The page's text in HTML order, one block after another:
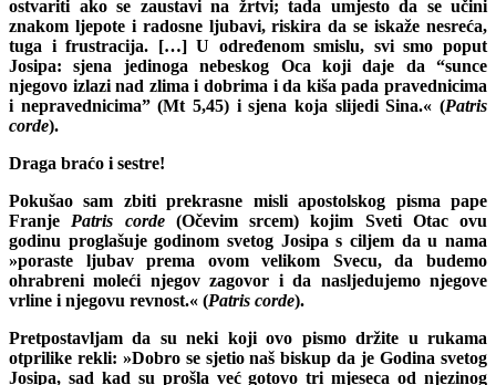
ostvariti ako se zaustavi na žrtvi; tada umjesto da se učini
znakom ljepote i radosne ljubavi, riskira da se iskaže nesreća,
tuga i frustracija. […] U određenom smislu, svi smo poput
Josipa: sjena jedinoga nebeskog Oca koji daje da “sunce
njegovo izlazi nad zlima i dobrima i da kiša pada pravednicima
i nepravednicima” (Mt 5,45) i sjena koja slijedi Sina.« (Patris
corde).
Draga braćo i sestre!
Pokušao sam zbiti prekrasne misli apostolskog pisma pape
Franje Patris corde(Očevim srcem) kojim Sveti Otac ovu
godinu proglašuje godinom svetog Josipa s ciljem da u nama
»poraste ljubav prema ovom velikom Svecu, da budemo
ohrabreni moleći njegov zagovor i da nasljedujemo njegove
vrline i njegovu revnost.« (Patris corde).
Pretpostavljam da su neki koji ovo pismo držite u rukama
otprilike rekli: »Dobro se sjetio naš biskup da je Godina svetog
Josipa, sad kad su prošla već gotovo tri mjeseca od njezinog